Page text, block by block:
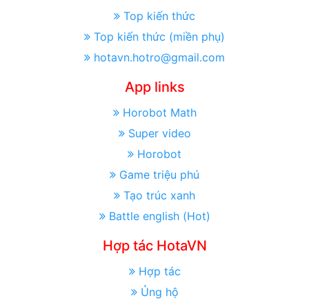
Top kiến thức
Top kiến thức (miền phụ)
hotavn.hotro@gmail.com
App links
Horobot Math
Super video
Horobot
Game triệu phú
Tạo trúc xanh
Battle english (Hot)
Hợp tác HotaVN
Hợp tác
Ủng hộ